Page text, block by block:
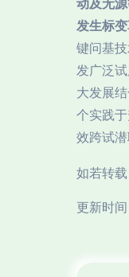
发生标
键问基
发广泛
大发展
个实践
效跨试
如若转
更新时